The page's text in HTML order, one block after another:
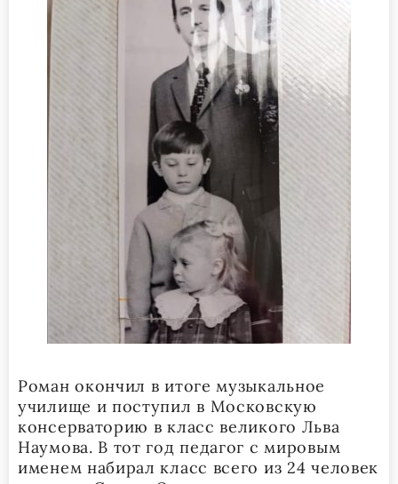
Роман окончил в итоге музыкальное
училище и поступил в Московскую
консерваторию в класс великого Льва
Наумова. В тот год педагог с мировым
именем набирал класс всего из 24 человек